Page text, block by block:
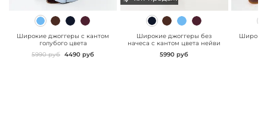
" class="js-prevent-
images">
Широкие джоггеры с кантом
голубого цвета
5990 руб 4490 руб
" class="js-prevent-
images">
Широкие джоггеры без
начеса с кантом цвета нейви
5990 руб
"